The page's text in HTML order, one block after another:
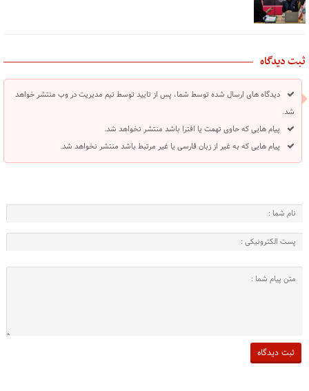
ثبت دیدگاه
دیدگاه های ارسال شده توسط شما، پس از تایید توسط تیم مدیریت در وب منتشر خواهد
شد.
پیام هایی که حاوی تهمت یا افترا باشد منتشر نخواهد شد.
پیام هایی که به غیر از زبان فارسی یا غیر مرتبط باشد منتشر نخواهد شد.